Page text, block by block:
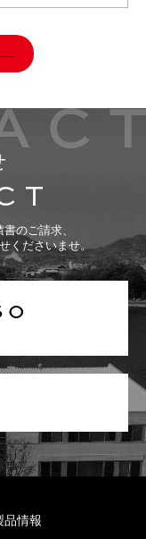
のご請求、
くださいませ。
品情報